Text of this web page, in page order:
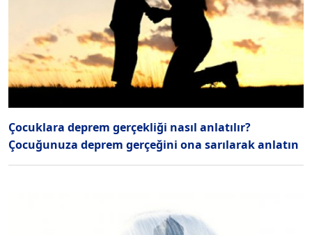
Çocuklara deprem gerçekliği nasıl anlatılır?
Çocuğunuza deprem gerçeğini ona sarılarak anlatın